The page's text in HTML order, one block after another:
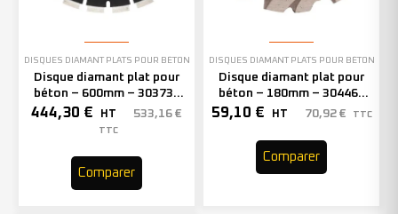
DISQUES DIAMANT PLATS POUR BÉTON
Disque diamant plat pour
béton – 600mm – 303736
(x1)
444,30 € HT 533,16 €
TTC
Comparer
DISQUES DIAMANT PLATS POUR BÉTON
Disque diamant plat pour
béton – 180mm – 304464
(x1)
59,10 € HT 70,92 € TTC
Comparer